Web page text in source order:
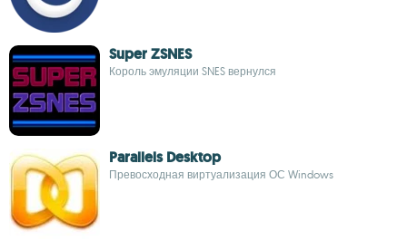
Super ZSNES
Король эмуляции SNES вернулся
Parallels Desktop
Превосходная виртуализация ОС Windows